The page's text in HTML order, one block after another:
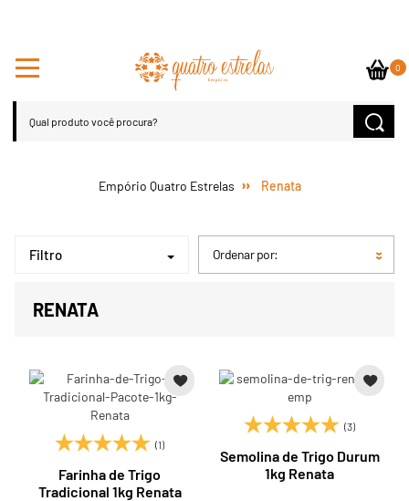
0
Renata
RENATA
Ordenar por:
(1)
Farinha de Trigo
Tradicional 1kg Renata
(3)
Semolina de Trigo Durum
1kg Renata
Filtro